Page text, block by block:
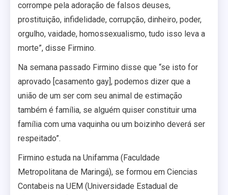
corrompe pela adoração de falsos deuses,
prostituição, infidelidade, corrupção, dinheiro, poder,
orgulho, vaidade, homossexualismo, tudo isso leva a
morte”, disse Firmino.
Na semana passado Firmino disse que “se isto for
aprovado [casamento gay], podemos dizer que a
união de um ser com seu animal de estimação
também é família, se alguém quiser constituir uma
família com uma vaquinha ou um boizinho deverá ser
respeitado”.
Firmino estuda na Unifamma (Faculdade
Metropolitana de Maringá), se formou em Ciencias
Contabeis na UEM (Universidade Estadual de